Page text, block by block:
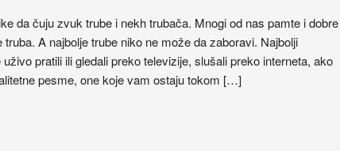
da čuju zvuk trube i nekh trubača. Mnogi od nas pamte i dobre
A najbolje trube niko ne može da zaboravi. Najbolji
pratili ili gledali preko televizije, slušali preko interneta, ako
pesme, one koje vam ostaju tokom […]